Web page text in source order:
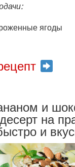
ягоды
и
на
и